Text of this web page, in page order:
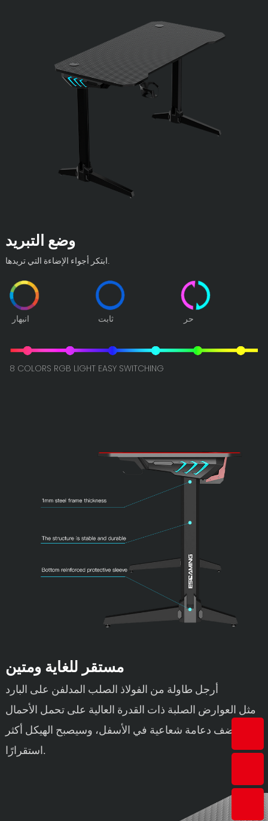
وضع التبريد
انبهار ثابت حر
8 COLORS RGB LIGHT EASY SWITCHING
مستقر للغاية ومتين
أرجل طاولة من الفولاذ الصلب المدلفن على البارد
مثل العوارض الصلبة ذات القدرة العالية على تحمل الأحمال
أضف دعامة شعاعية في الأسفل، وسيصبح الهيكل أكثر
استقرارًا.